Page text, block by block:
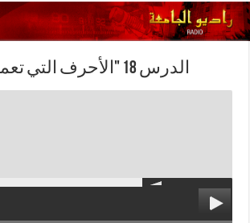
الدرس 18 "الأحرف التي تعمل عمل "ليس